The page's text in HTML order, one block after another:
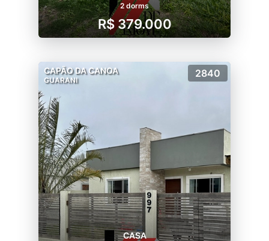
2 dorms
R$ 379.000
CAPÃO DA CANOA
GUARANI
2840
CASA